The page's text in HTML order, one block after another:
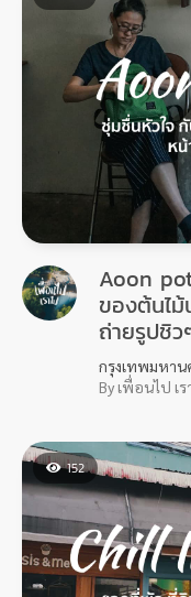
Aoon
ของต้นไม้
ถ่ายรูปชิ
กรุงเทพมหาน
By เพื่อนไป เ
152